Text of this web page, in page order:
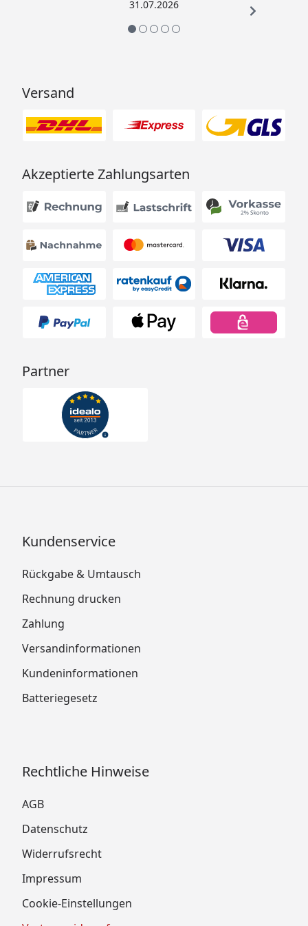
Astaxanthin (27 mg/kg), Bentonit als Bindemittel
Vorteile:
✓ Vollwertige Ernährung für gesunde, vitale Koi
✓ Wasserschonend und leicht verdaulich
31.07.2026
Versand
Akzeptierte Zahlungsarten
Partner
Kundenservice
Rückgabe & Umtausch
Rechnung drucken
Zahlung
Versandinformationen
Kundeninformationen
Batteriegesetz
Rechtliche Hinweise
AGB
Datenschutz
Widerrufsrecht
Impressum
Cookie-Einstellungen